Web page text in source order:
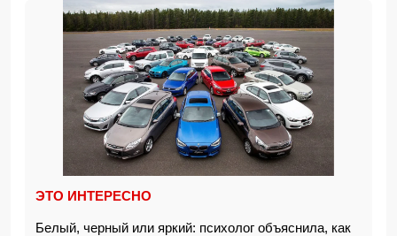
ЭТО ИНТЕРЕСНО
Белый, черный или яркий: психолог объяснила, как